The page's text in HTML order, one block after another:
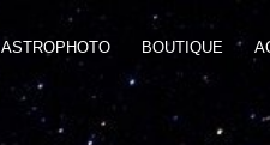
ASTROPHOTO BOUTIQUE